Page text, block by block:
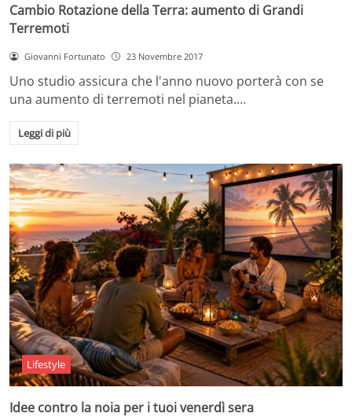
Cambio Rotazione della Terra: aumento di Grandi
Terremoti
Giovanni Fortunato 23 Novembre 2017
Uno studio assicura che l'anno nuovo porterà con se
una aumento di terremoti nel pianeta.…
Leggi di più
Lifestyle
Idee contro la noia per i tuoi venerdì sera